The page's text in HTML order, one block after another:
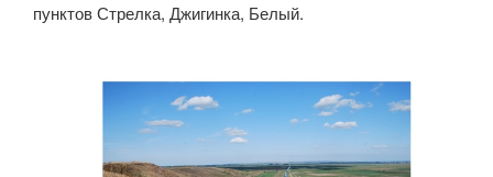
пунктов Стрелка, Джигинка, Белый.